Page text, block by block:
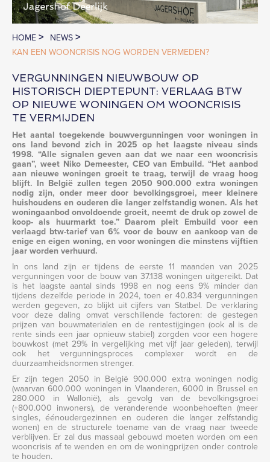
HOME > NEWS >
KAN EEN WOONCRISIS NOG WORDEN VERMEDEN?
VERGUNNINGEN NIEUWBOUW OP
HISTORISCH DIEPTEPUNT: VERLAAG BTW
OP NIEUWE WONINGEN OM WOONCRISIS
TE VERMIJDEN
Het aantal toegekende bouwvergunningen voor woningen in
ons land bevond zich in 2025 op het laagste niveau sinds
1998. “Alle signalen geven aan dat we naar een wooncrisis
gaan”, weet Niko Demeester, CEO van Embuild. “Het aanbod
aan nieuwe woningen groeit te traag, terwijl de vraag hoog
blijft. In België zullen tegen 2050 900.000 extra woningen
nodig zijn, onder meer door bevolkingsgroei, meer kleinere
huishoudens en ouderen die langer zelfstandig wonen. Als het
woningaanbod onvoldoende groeit, neemt de druk op zowel de
koop- als huurmarkt toe.” Daarom pleit Embuild voor een
verlaagd btw-tarief van 6% voor de bouw en aankoop van de
enige en eigen woning, en voor woningen die minstens vijftien
jaar worden verhuurd.
In ons land zijn er tijdens de eerste 11 maanden van 2025
vergunningen voor de bouw van 37.138 woningen uitgereikt. Dat
is het laagste aantal sinds 1998 en nog eens 9% minder dan
tijdens dezelfde periode in 2024, toen er 40.834 vergunningen
werden gegeven, zo blijkt uit cijfers van Statbel. De verklaring
voor deze daling omvat verschillende factoren: de gestegen
prijzen van bouwmaterialen en de rentestijgingen (ook al is de
rente sinds een jaar opnieuw stabiel) zorgden voor een hogere
bouwkost (met 29% in vergelijking met vijf jaar geleden), terwijl
ook het vergunningsproces complexer wordt en de
duurzaamheidsnormen strenger.
Er zijn tegen 2050 in België 900.000 extra woningen nodig
(waarvan 600.000 woningen in Vlaanderen, 6000 in Brussel en
280.000 in Wallonië), als gevolg van de bevolkingsgroei
(+800.000 inwoners), de veranderende woonbehoeften (meer
singles, éénoudergezinnen en ouderen die langer zelfstandig
wonen) en de structurele toename van de vraag naar tweede
verblijven. Er zal dus massaal gebouwd moeten worden om een
wooncrisis af te wenden en om de woningprijzen onder controle
te houden.